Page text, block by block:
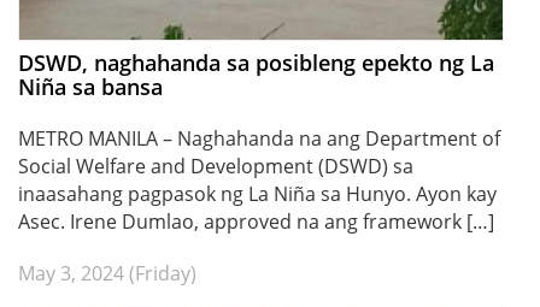
DSWD, naghahanda sa posibleng epekto ng La
Niña sa bansa
METRO MANILA – Naghahanda na ang Department of
Social Welfare and Development (DSWD) sa
inaasahang pagpasok ng La Niña sa Hunyo. Ayon kay
Asec. Irene Dumlao, approved na ang framework […]
May 3, 2024 (Friday)